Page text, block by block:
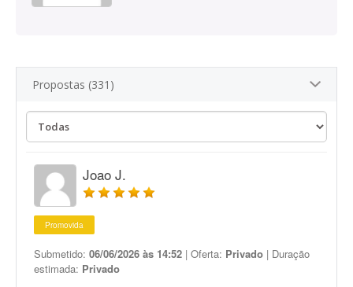
Propostas (331)
Joao J.
Promovida
Submetido: 06/06/2026 às 14:52 | Oferta: Privado | Duração
estimada: Privado